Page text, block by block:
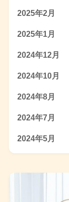
2025年2月
2025年1月
2024年12月
2024年10月
2024年8月
2024年7月
2024年5月